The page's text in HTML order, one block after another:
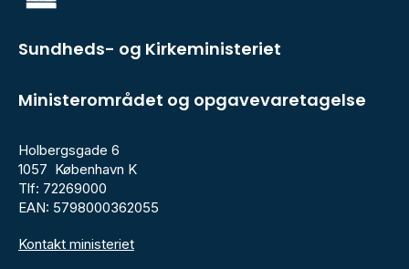
Sundheds- og Kirkeministeriet
Ministerområdet og opgavevaretagelse
Holbergsgade 6
1057 København K
Tlf: 72269000
EAN: 5798000362055
Kontakt ministeriet